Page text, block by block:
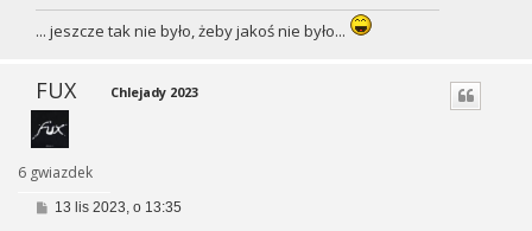
... jeszcze tak nie było, żeby jakoś nie było...
FUX
6 gwiazdek
Chlejady 2023
P13 lis 2023, o 13:35